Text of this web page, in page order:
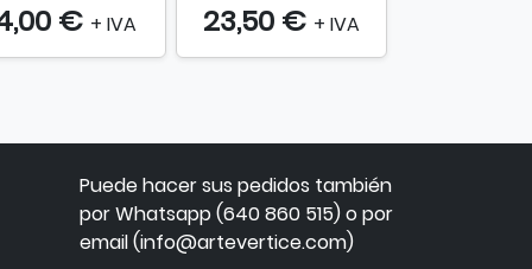
€ + IVA 23,50 € + IVA
Puede hacer sus pedidos también
por Whatsapp (640 860 515) o por
email (info@artevertice.com)